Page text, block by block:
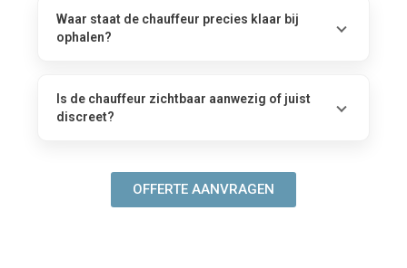
Waar staat de chauffeur precies klaar bij
ophalen?
Is de chauffeur zichtbaar aanwezig of juist
discreet?
OFFERTE AANVRAGEN